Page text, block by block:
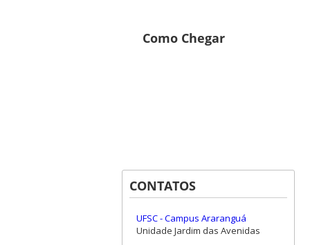
Como Chegar
CONTATOS
UFSC - Campus Araranguá
Unidade Jardim das Avenidas